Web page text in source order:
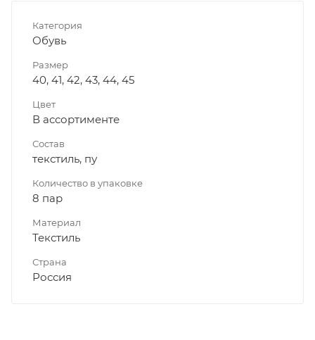
Категория
Обувь
Размер
40, 41, 42, 43, 44, 45
Цвет
В ассортименте
Состав
текстиль, пу
Количество в упаковке
8 пар
Материал
Текстиль
Страна
Россия